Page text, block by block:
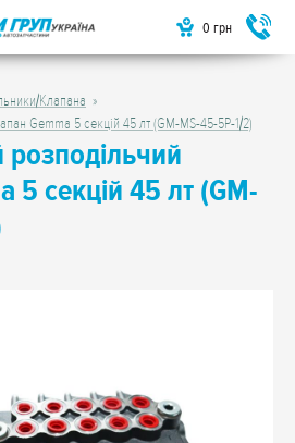
0 грн
Клапана
Gemma 5 секцій 45 лт (GM-MS-45-5P-1/2)
5 секцій 45 лт (GM-